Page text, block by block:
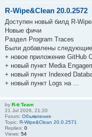
R-Wipe&Clean 20.0.2572
Доступен новый билд R-
Новые фичи
Раздел Program Traces
Были добавлены
+ новое приложение GitHub
+ новый пункт Media
+ новый пункт Indexed
+ новый пункт Logs на ...
by R-tt Team
21 Jul 2026, 21:20
Forum: Объявления
Topic: R-Wipe&Clean 20.0.2571
Replies: 0
Views: 54